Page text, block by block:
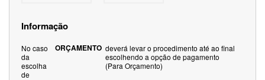
Informação
No caso
da
escolha
de
ORÇAMENTO deverá levar o procedimento até ao final
escolhendo a opção de pagamento
(Para Orçamento)